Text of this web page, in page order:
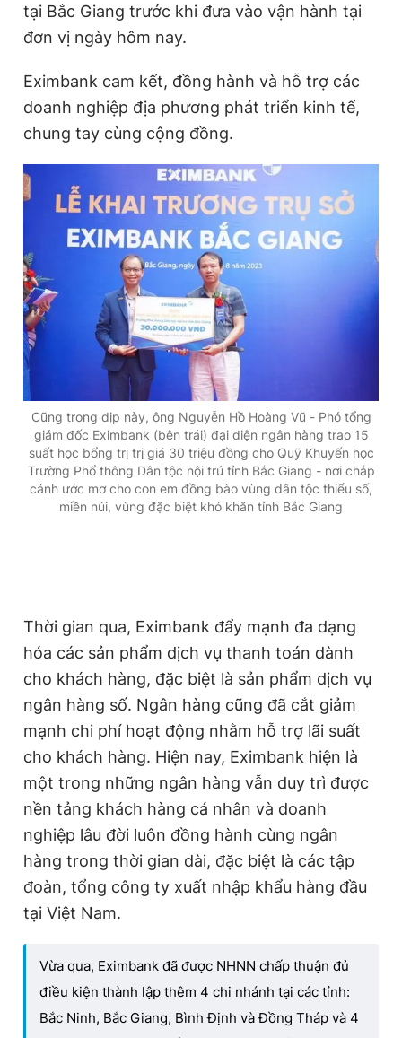
tại Bắc Giang trước khi đưa vào vận hành tại
đơn vị ngày hôm nay.
Eximbank cam kết, đồng hành và hỗ trợ các
doanh nghiệp địa phương phát triển kinh tế,
chung tay cùng cộng đồng.
Cũng trong dịp này, ông Nguyễn Hồ Hoàng Vũ - Phó tổng
giám đốc Eximbank (bên trái) đại diện ngân hàng trao 15
suất học bổng trị trị giá 30 triệu đồng cho Quỹ Khuyến học
Trường Phổ thông Dân tộc nội trú tỉnh Bắc Giang - nơi chắp
cánh ước mơ cho con em đồng bào vùng dân tộc thiểu số,
miền núi, vùng đặc biệt khó khăn tỉnh Bắc Giang
Thời gian qua, Eximbank đẩy mạnh đa dạng
hóa các sản phẩm dịch vụ thanh toán dành
cho khách hàng, đặc biệt là sản phẩm dịch vụ
ngân hàng số. Ngân hàng cũng đã cắt giảm
mạnh chi phí hoạt động nhằm hỗ trợ lãi suất
cho khách hàng. Hiện nay, Eximbank hiện là
một trong những ngân hàng vẫn duy trì được
nền tảng khách hàng cá nhân và doanh
nghiệp lâu đời luôn đồng hành cùng ngân
hàng trong thời gian dài, đặc biệt là các tập
đoàn, tổng công ty xuất nhập khẩu hàng đầu
tại Việt Nam.
Vừa qua, Eximbank đã được NHNN chấp thuận đủ
điều kiện thành lập thêm 4 chi nhánh tại các tỉnh:
Bắc Ninh, Bắc Giang, Bình Định và Đồng Tháp và 4